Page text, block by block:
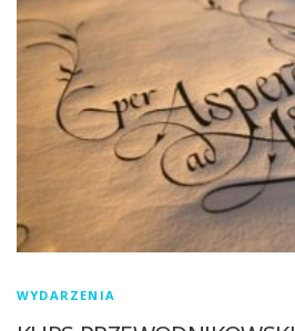
WYDARZENIA